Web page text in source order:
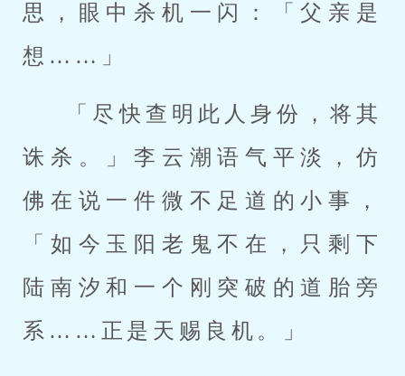
思，眼中杀机一闪：「父亲是
想……」
「尽快查明此人身份，将其
诛杀。」李云潮语气平淡，仿
佛在说一件微不足道的小事，
「如今玉阳老鬼不在，只剩下
陆南汐和一个刚突破的道胎旁
系……正是天赐良机。」